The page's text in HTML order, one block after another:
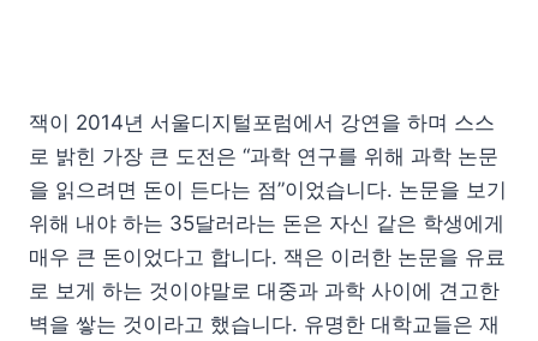
잭이 2014년 서울디지털포럼에서 강연을 하며 스스
로 밝힌 가장 큰 도전은 “과학 연구를 위해 과학 논문
을 읽으려면 돈이 든다는 점”이었습니다. 논문을 보기
위해 내야 하는 35달러라는 돈은 자신 같은 학생에게
매우 큰 돈이었다고 합니다. 잭은 이러한 논문을 유료
로 보게 하는 것이야말로 대중과 과학 사이에 견고한
벽을 쌓는 것이라고 했습니다. 유명한 대학교들은 재